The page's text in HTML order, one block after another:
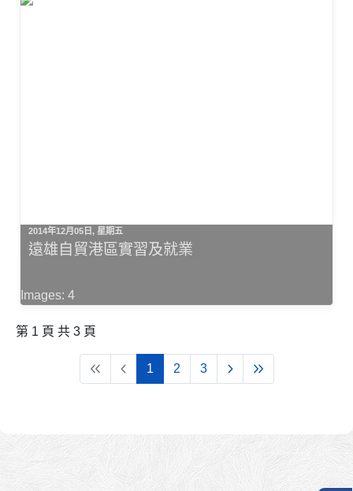
2014年12月05日, 星期五
遠雄自貿港區實習及就業
Images: 4
第 1 頁 共 3 頁
1 2 3